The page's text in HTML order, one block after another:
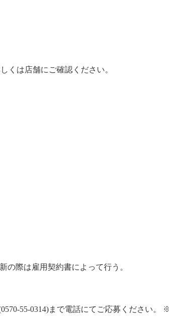
くは店舗にご確認ください。
際は雇用契約書によって行う。
55-0314)まで電話にてご応募ください